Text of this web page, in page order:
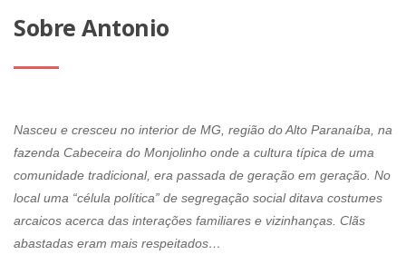
Sobre Antonio
Nasceu e cresceu no interior de MG, região do Alto Paranaíba, na
fazenda Cabeceira do Monjolinho onde a cultura típica de uma
comunidade tradicional, era passada de geração em geração. No
local uma “célula política” de segregação social ditava costumes
arcaicos acerca das interações familiares e vizinhanças. Clãs
abastadas eram mais respeitados…